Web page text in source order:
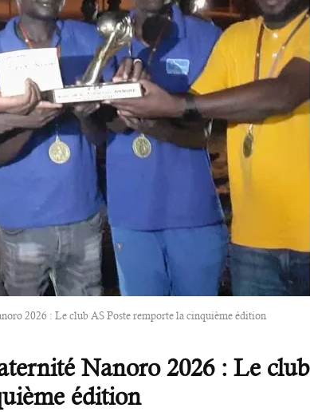
2026 : Le club AS Poste remporte la cinquième édition
Nanoro 2026 : Le club
édition